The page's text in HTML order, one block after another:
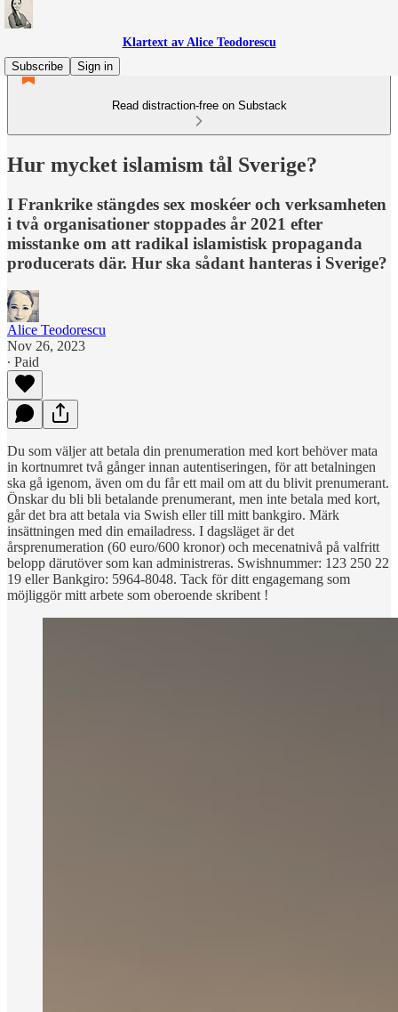
Klartext av Alice Teodorescu
Subscribe
Sign in
Read distraction-free on Substack
Hur mycket islamism tål Sverige?
I Frankrike stängdes sex moskéer och verksamheten
i två organisationer stoppades år 2021 efter
misstanke om att radikal islamistisk propaganda
producerats där. Hur ska sådant hanteras i Sverige?
Alice Teodorescu
Nov 26, 2023
∙ Paid
Du som väljer att betala din prenumeration med kort behöver mata
in kortnumret två gånger innan autentiseringen, för att betalningen
ska gå igenom, även om du får ett mail om att du blivit prenumerant.
Önskar du bli bli betalande prenumerant, men inte betala med kort,
går det bra att betala via Swish eller till mitt bankgiro. Märk
insättningen med din emailadress. I dagsläget är det
årsprenumeration (60 euro/600 kronor) och mecenatnivå på valfritt
belopp därutöver som kan administreras. Swishnummer: 123 250 22
19 eller Bankgiro: 5964-8048. Tack för ditt engagemang som
möjliggör mitt arbete som oberoende skribent !